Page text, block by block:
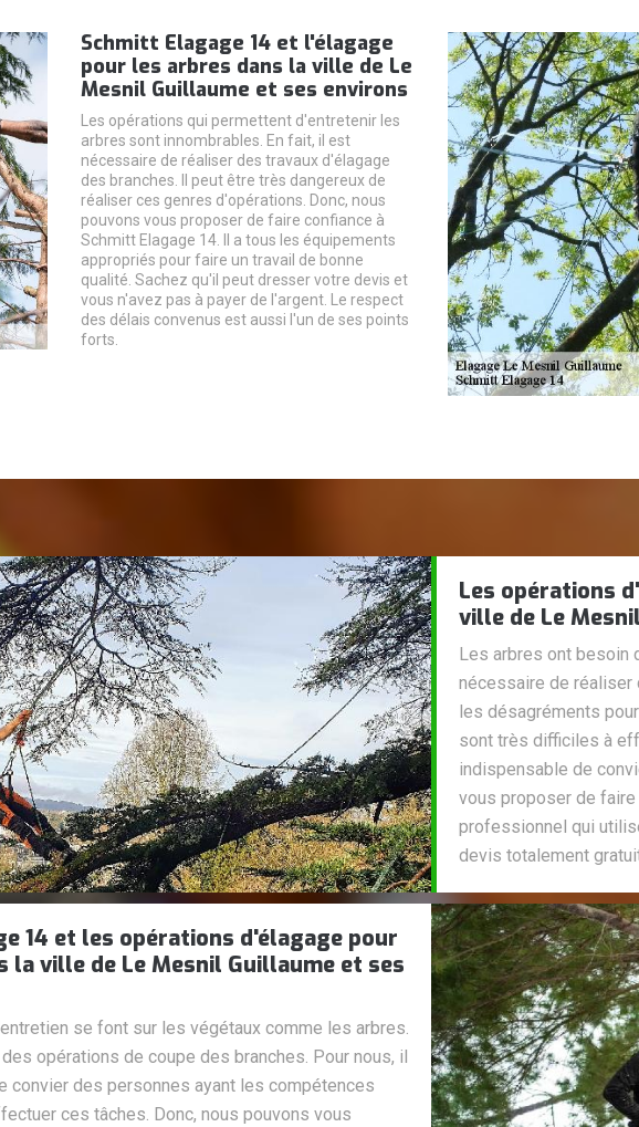
Schmitt Elagage 14 et l'élagage
pour les arbres dans la ville de Le
Mesnil Guillaume et ses environs
Les opérations qui permettent d'entretenir les
arbres sont innombrables. En fait, il est
nécessaire de réaliser des travaux d'élagage
des branches. Il peut être très dangereux de
réaliser ces genres d'opérations. Donc, nous
pouvons vous proposer de faire confiance à
Schmitt Elagage 14. Il a tous les équipements
appropriés pour faire un travail de bonne
qualité. Sachez qu'il peut dresser votre devis et
vous n'avez pas à payer de l'argent. Le respect
des délais convenus est aussi l'un de ses points
forts.
Les opérations
ville de Le
Les arbres ont besoin
nécessaire de réaliser
les désagréments
sont très difficiles à
indispensable de
vous proposer de faire
professionnel qui
devis totalement
14 et les opérations d'élagage pour
la ville de Le Mesnil Guillaume et ses
se font sur les végétaux comme les arbres.
opérations de coupe des branches. Pour nous, il
convier des personnes ayant les compétences
ces tâches. Donc, nous pouvons vous